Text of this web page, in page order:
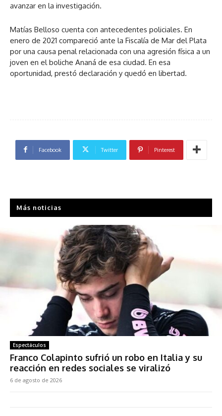
avanzar en la investigación.
Matías Belloso cuenta con antecedentes policiales. En
enero de 2021 compareció ante la Fiscalía de Mar del Plata
por una causa penal relacionada con una agresión física a un
joven en el boliche Ananá de esa ciudad. En esa
oportunidad, prestó declaración y quedó en libertad.
Facebook Twitter Pinterest
Más noticias
Espectáculos
Franco Colapinto sufrió un robo en Italia y su
reacción en redes sociales se viralizó
6 de agosto de 2026